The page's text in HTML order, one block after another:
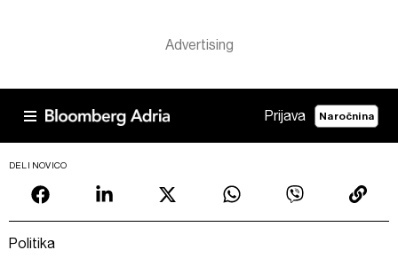
Prijava Naročnina
DELI NOVICO
Politika